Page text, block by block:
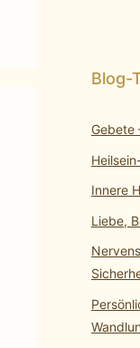
Gebete
Innere
Liebe,